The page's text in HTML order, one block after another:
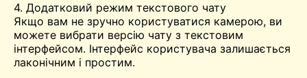
4. Додатковий режим текстового чату
Якщо вам не зручно користуватися камерою, ви
можете вибрати версію чату з текстовим
інтерфейсом. Інтерфейс користувача залишається
лаконічним і простим.